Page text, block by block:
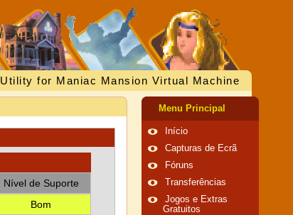
for Maniac Mansion Virtual Machine
Nível de Suporte
Bom
Menu Principal
Início
Capturas de Ecrã
Fóruns
Transferências
Jogos e Extras
Gratuitos